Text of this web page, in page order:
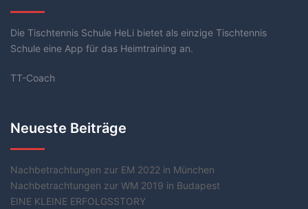
Die Tischtennis Schule HeLi bietet als einzige Tischtennis
Schule eine App für das Heimtraining an.
TT-Coach
Neueste Beiträge
Nachbetrachtungen zur EM 2022 in München
Nachbetrachtungen zur WM 2019 in Budapest
EINE KLEINE ERFOLGSSTORY